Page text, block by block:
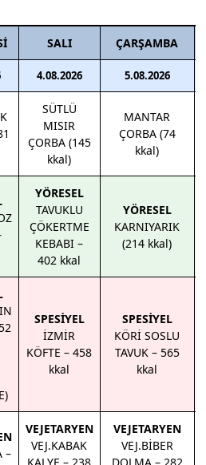
SALI ÇARŞAMBA
4.08.2026 5.08.2026
SÜTLÜ
MISIR
ÇORBA (145
kkal)
MANTAR
ÇORBA (74
kkal)
YÖRESEL
TAVUKLU
ÇÖKERTME
KEBABI –
402 kkal
YÖRESEL
KARNIYARIK
(214 kkal)
SPESİYEL
İZMİR
KÖFTE – 458
kkal
SPESİYEL
KÖRİ SOSLU
TAVUK – 565
kkal
–
VEJETARYEN
VEJ.KABAK
VEJETARYEN
VEJ.BİBER